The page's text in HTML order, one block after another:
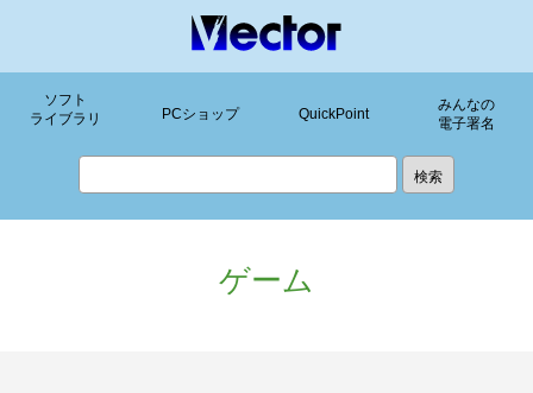
ソフト
ライブラリ
PCショップ QuickPoint
みんなの
電子署名
ゲーム